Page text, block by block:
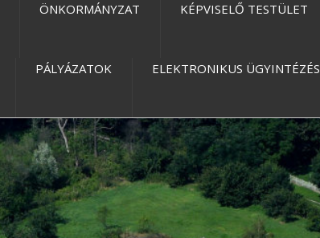
ÖNKORMÁNYZAT KÉPVISELŐ TESTÜLET
PÁLYÁZATOK ELEKTRONIKUS ÜGYINTÉZÉS